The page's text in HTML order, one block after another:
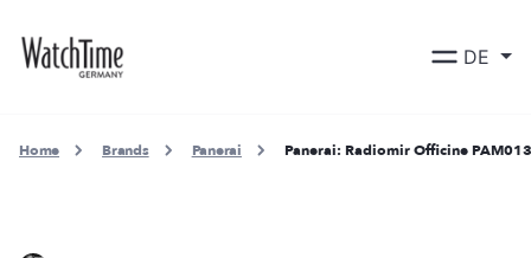
DE
Home Brands Panerai Panerai: Radiomir Officine